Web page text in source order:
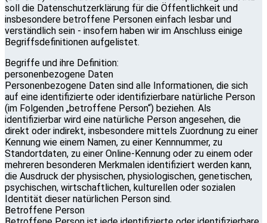
soll die Datenschutzerklärung für die Öffentlichkeit und
insbesondere betroffene Personen einfach lesbar und
verständlich sein - insofern haben wir im Anschluss einige
Begriffsdefinitionen aufgelistet.
Begriffe und ihre Definition:
personenbezogene Daten
Personenbezogene Daten sind alle Informationen, die sich
auf eine identifizierte oder identifizierbare natürliche Person
(im Folgenden „betroffene Person“) beziehen. Als
identifizierbar wird eine natürliche Person angesehen, die
direkt oder indirekt, insbesondere mittels Zuordnung zu einer
Kennung wie einem Namen, zu einer Kennnummer, zu
Standortdaten, zu einer Online-Kennung oder zu einem oder
mehreren besonderen Merkmalen identifiziert werden kann,
die Ausdruck der physischen, physiologischen, genetischen,
psychischen, wirtschaftlichen, kulturellen oder sozialen
Identität dieser natürlichen Person sind.
Betroffene Person